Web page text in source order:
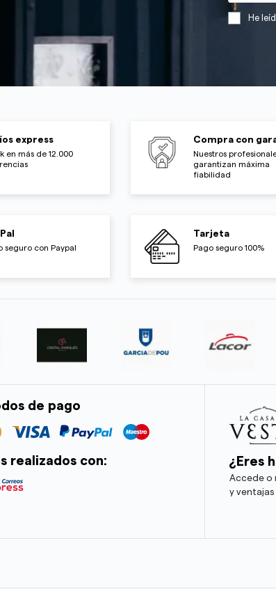
He
express
en más de 12.000
Compra con
Nuestros
garantizan máxima
fiabilidad
seguro con Paypal
Tarjeta
Pago seguro 100%
de pago
realizados con: ¿Eres
Accede o
y